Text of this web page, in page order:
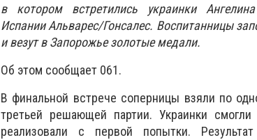
в котором встретились украинки
Испании Альварес/Гонсалес. Воспитанницы
и везут в Запорожье золотые медали.
Об этом сообщает 061.
В финальной встрече соперницы взяли по
третьей решающей партии. Украинки
реализовали с первой попытки.